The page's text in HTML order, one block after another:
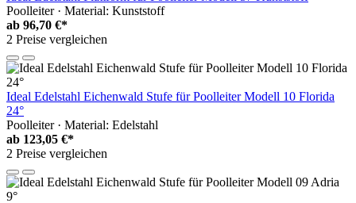
Poolleiter · Material: Kunststoff
ab 96,70 €*
2 Preise vergleichen
Ideal Edelstahl Eichenwald Stufe für Poolleiter Modell 10 Florida
24°
Poolleiter · Material: Edelstahl
ab 123,05 €*
2 Preise vergleichen